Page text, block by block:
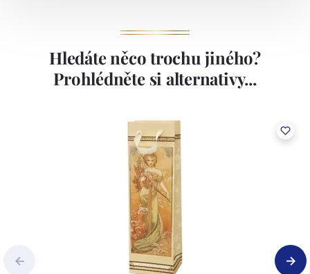
Hledáte něco trochu jiného?
Prohlédněte si alternativy...